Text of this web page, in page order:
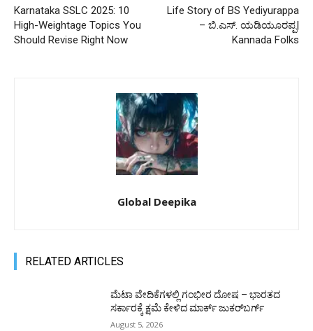
Karnataka SSLC 2025: 10
High-Weightage Topics You
Should Revise Right Now
Life Story of BS Yediyurappa
– ಬಿ.ಎಸ್. ಯಡಿಯೂರಪ್ಪ|
Kannada Folks
Global Deepika
RELATED ARTICLES
ಮೆಟಾ ವೇದಿಕೆಗಳಲ್ಲಿ ಗಂಭೀರ ದೋಷ – ಭಾರತದ
ಸರ್ಕಾರಕ್ಕೆ ಕ್ಷಮೆ ಕೇಳಿದ ಮಾರ್ಕ್ ಜುಕರ್‌ಬರ್ಗ್
August 5, 2026